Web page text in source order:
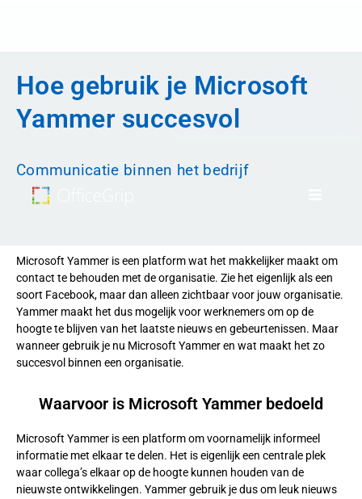
Hoe gebruik je Microsoft
Yammer succesvol
Communicatie binnen het bedrijf
Microsoft Yammer is een platform wat het makkelijker maakt om
contact te behouden met de organisatie. Zie het eigenlijk als een
soort Facebook, maar dan alleen zichtbaar voor jouw organisatie.
Yammer maakt het dus mogelijk voor werknemers om op de
hoogte te blijven van het laatste nieuws en gebeurtenissen. Maar
wanneer gebruik je nu Microsoft Yammer en wat maakt het zo
succesvol binnen een organisatie.
Waarvoor is Microsoft Yammer bedoeld
Microsoft Yammer is een platform om voornamelijk informeel
informatie met elkaar te delen. Het is eigenlijk een centrale plek
waar collega’s elkaar op de hoogte kunnen houden van de
nieuwste ontwikkelingen. Yammer gebruik je dus om leuk nieuws